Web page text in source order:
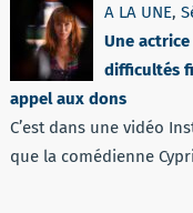
A LA UNE,
Une actrice
difficultés
appel aux dons
C’est dans une vidéo
que la comédienne